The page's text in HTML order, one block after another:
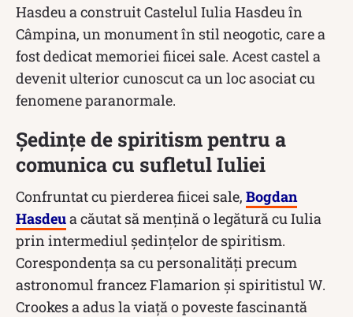
Hasdeu a construit Castelul Iulia Hasdeu în
Câmpina, un monument în stil neogotic, care a
fost dedicat memoriei fiicei sale. Acest castel a
devenit ulterior cunoscut ca un loc asociat cu
fenomene paranormale.
Ședințe de spiritism pentru a
comunica cu sufletul Iuliei
Confruntat cu pierderea fiicei sale, Bogdan
Hasdeua căutat să mențină o legătură cu Iulia
prin intermediul ședințelor de spiritism.
Corespondența sa cu personalități precum
astronomul francez Flamarion și spiritistul W.
Crookes a adus la viață o poveste fascinantă